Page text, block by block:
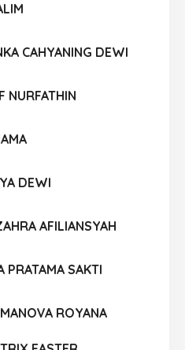
CAHYANING DEWI
NURFATHIN
DEWI
AFILIANSYAH
PRATAMA SAKTI
ROYANA